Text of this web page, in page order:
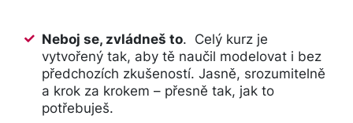
Neboj se, zvládneš to. Celý kurz je
vytvořený tak, aby tě naučil modelovat i bez
předchozích zkušeností. Jasně, srozumitelně
a krok za krokem – přesně tak, jak to
potřebuješ.